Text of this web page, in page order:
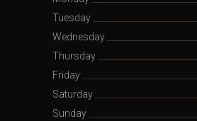
Tuesday
Wednesday
Thursday
Friday
Saturday
Sunday